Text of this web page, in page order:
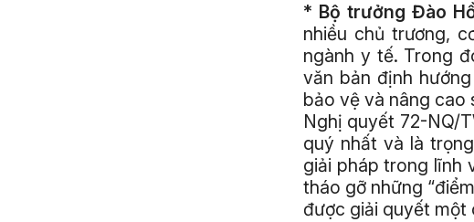
* Bộ trưởng Đào
nhiều chủ trương,
ngành y tế. Trong
văn bản định
bảo vệ và nâng cao
Nghị quyết 72-NQ/
quý nhất và là
giải pháp trong lĩnh
tháo gỡ những
được giải quyết một